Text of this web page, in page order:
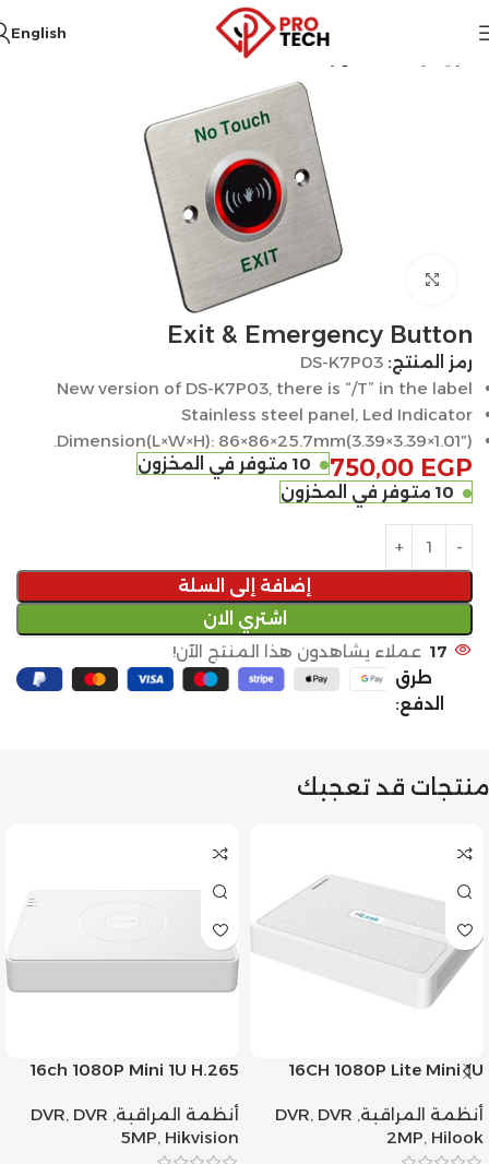
English
Click to enlarge
Exit & Emergency Button
رمز المنتج: DS-K7P03
New version of DS-K7P03, there is “/T” in the label
Stainless steel panel, Led Indicator
Dimension(L×W×H): 86×86×25.7mm(3.39×3.39×1.01″).
750,00 EGP
10 متوفر في المخزون
10 متوفر في المخزون
إضافة إلى السلة
اشتري الان
17 عملاء يشاهدون هذا المنتج الآن!
طرق
الدفع:
منتجات قد تعجبك
16CH 1080P Lite Mini 1U
أنظمة المراقبة,
DVR, DVR
2MP, Hilook
16ch 1080P Mini 1U H.265
أنظمة المراقبة,
DVR, DVR
5MP, Hikvision